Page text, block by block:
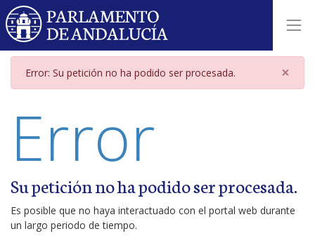
Página de error
Error: Su petición no ha podido ser procesada. ×
Error
Su petición no ha podido ser procesada.
Es posible que no haya interactuado con el portal web durante
un largo periodo de tiempo.